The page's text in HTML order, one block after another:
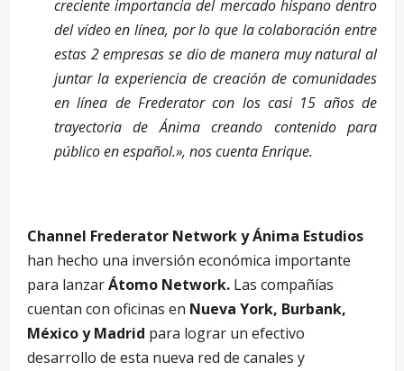
creciente importancia del mercado hispano dentro
del vídeo en línea, por lo que la colaboración entre
estas 2 empresas se dio de manera muy natural al
juntar la experiencia de creación de comunidades
en línea de Frederator con los casi 15 años de
trayectoria de Ánima creando contenido para
público en español.», nos cuenta Enrique.
Channel Frederator Network y Ánima Estudios
han hecho una inversión económica importante
para lanzarÁtomo Network. Las compañías
cuentan con oficinas en Nueva York, Burbank,
México y Madrid para lograr un efectivo
desarrollo de esta nueva red de canales y